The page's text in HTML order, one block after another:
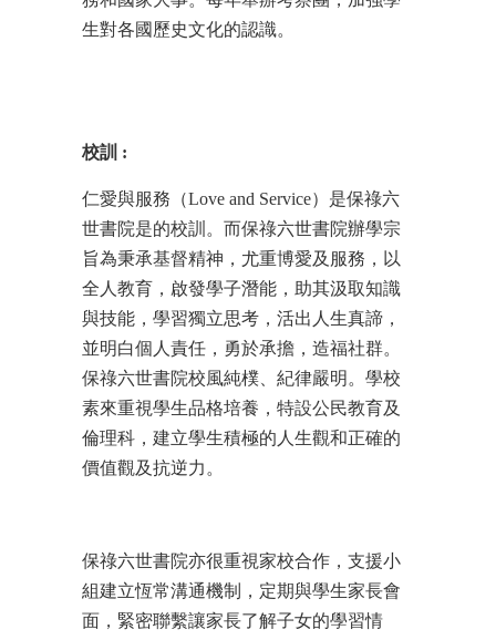
生對各國歷史文化的認識。
校訓 :
仁愛與服務（Love and Service）是保祿六
世書院是的校訓。而保祿六世書院辦學宗
旨為秉承基督精神，尤重博愛及服務，以
全人教育，啟發學子潛能，助其汲取知識
與技能，學習獨立思考，活出人生真諦，
並明白個人責任，勇於承擔，造福社群。
保祿六世書院校風純樸、紀律嚴明。學校
素來重視學生品格培養，特設公民教育及
倫理科，建立學生積極的人生觀和正確的
價值觀及抗逆力。
保祿六世書院亦很重視家校合作，支援小
組建立恆常溝通機制，定期與學生家長會
面，緊密聯繫讓家長了解子女的學習情